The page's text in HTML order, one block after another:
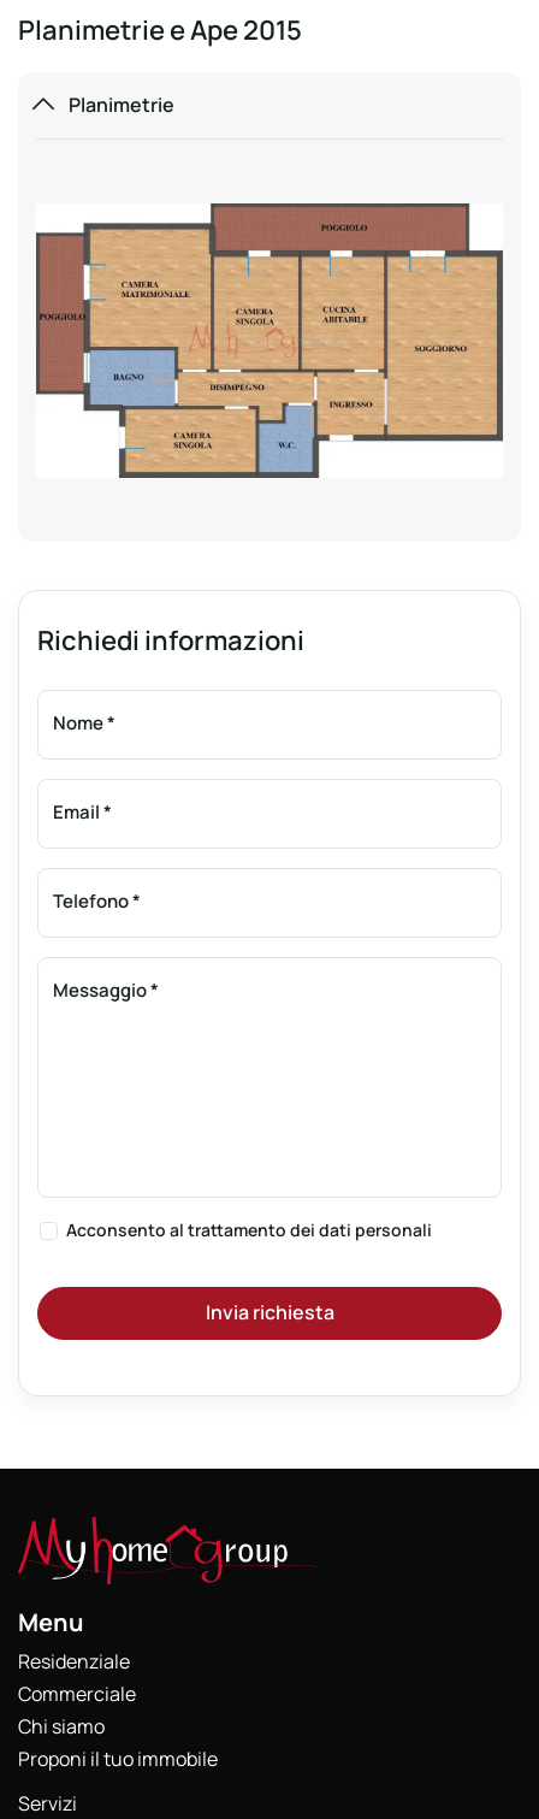
Planimetrie e Ape 2015
Planimetrie
Richiedi informazioni
Nome*
Email*
Telefono*
Messaggio*
Acconsento al trattamento dei dati personali
Invia richiesta
Menu
Residenziale
Commerciale
Chi siamo
Proponi il tuo immobile
Servizi